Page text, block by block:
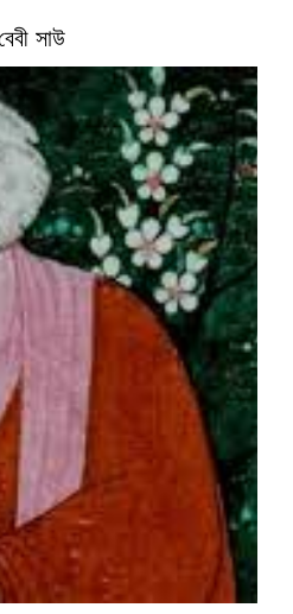
সাউ